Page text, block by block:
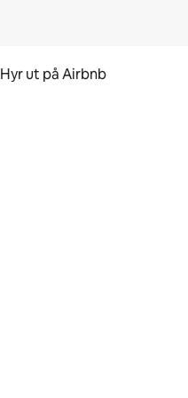
Hyr ut på Airbnb